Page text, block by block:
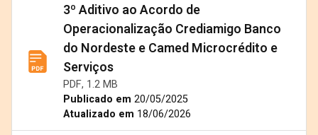
3º Aditivo ao Acordo de
Operacionalização Crediamigo Banco
do Nordeste e Camed Microcrédito e
Serviços
PDF, 1.2 MB
Publicado em 20/05/2025
Atualizado em 18/06/2026